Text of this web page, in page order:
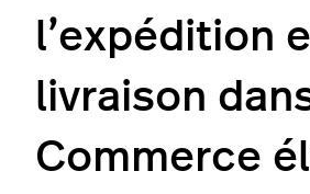
l’expédition
livraison
Commerce